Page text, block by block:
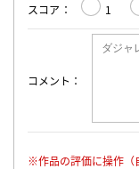
スコア 1
コメント
※作品の評価に操作（